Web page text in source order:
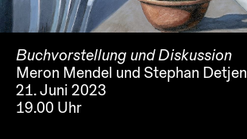
Buchvorstellung und Diskussion
Meron Mendel und Stephan Detjen
21. Juni 2023
19.00 Uhr